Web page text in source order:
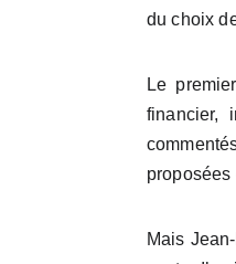
du choix
Le
financier,
Mais